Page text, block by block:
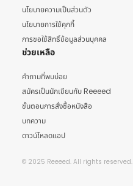
นโยบายความเป็นส่วนตัว
นโยบายการใช้คุกกี้
การขอใช้สิทธิ์ข้อมูลส่วนบุคคล
ช่วยเหลือ
คำถามที่พบบ่อย
สมัครเป็นนักเขียนกับ Reeeed
ขั้นตอนการสั่งซื้อหนังสือ
บทความ
ดาวน์โหลดแอป
© 2025 Reeeed. All rights reserved.